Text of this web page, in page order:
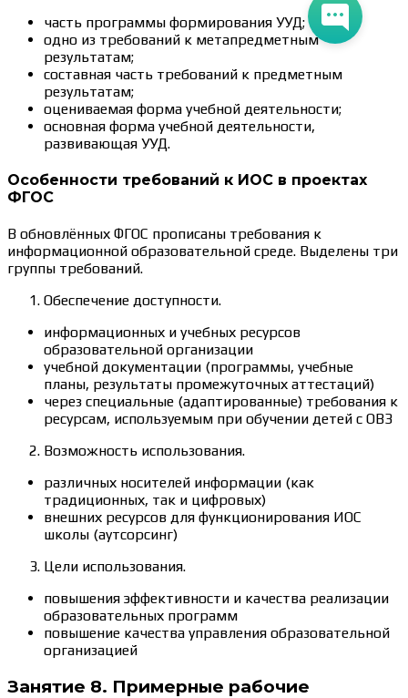
часть программы формирования УУД;
одно из требований к метапредметным
результатам;
составная часть требований к предметным
результатам;
оцениваемая форма учебной деятельности;
основная форма учебной деятельности,
развивающая УУД.
Особенности требований к ИОС в проектах
ФГОС
В обновлённых ФГОС прописаны требования к
информационной образовательной среде. Выделены три
группы требований.
Обеспечение доступности.
информационных и учебных ресурсов
образовательной организации
учебной документации (программы, учебные
планы, результаты промежуточных аттестаций)
через специальные (адаптированные) требования к
ресурсам, используемым при обучении детей с ОВЗ
Возможность использования.
различных носителей информации (как
традиционных, так и цифровых)
внешних ресурсов для функционирования ИОС
школы (аутсорсинг)
Цели использования.
повышения эффективности и качества реализации
образовательных программ
повышение качества управления образовательной
организацией
Занятие 8. Примерные рабочие